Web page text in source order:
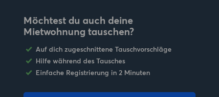
Möchtest du auch deine
Mietwohnung tauschen?
Auf dich zugeschnittene Tauschvorschläge
Hilfe während des Tausches
Einfache Registrierung in 2 Minuten